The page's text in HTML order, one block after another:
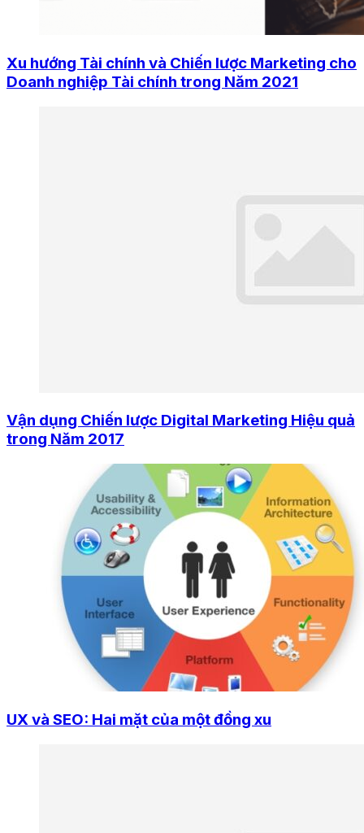
Xu hướng Tài chính và Chiến lược Marketing cho
Doanh nghiệp Tài chính trong Năm 2021
Vận dụng Chiến lược Digital Marketing Hiệu quả
trong Năm 2017
UX và SEO: Hai mặt của một đồng xu